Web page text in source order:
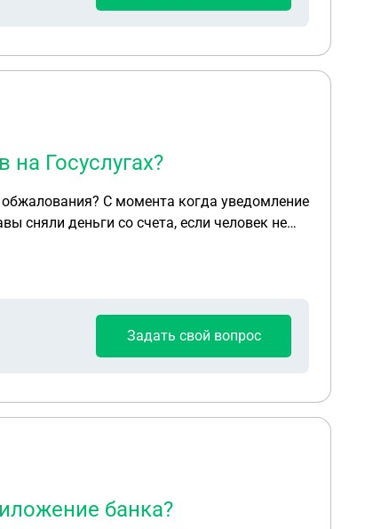
Госуслугах?
обжалования? С момента когда уведомление
сняли деньги со счета, если человек не
Задать свой вопрос
банка?